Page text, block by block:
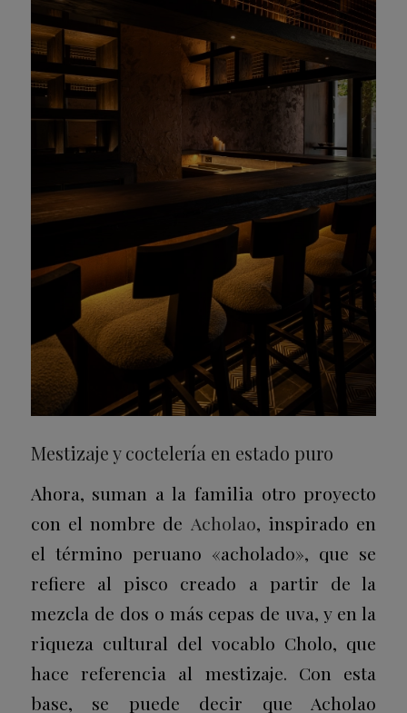
Mestizaje y coctelería en estado puro
Ahora, suman a la familia otro proyecto
con el nombre de Acholao, inspirado en
el término peruano «acholado», que se
refiere al pisco creado a partir de la
mezcla de dos o más cepas de uva, y en la
riqueza cultural del vocablo Cholo, que
hace referencia al mestizaje. Con esta
base, se puede decir que Acholao